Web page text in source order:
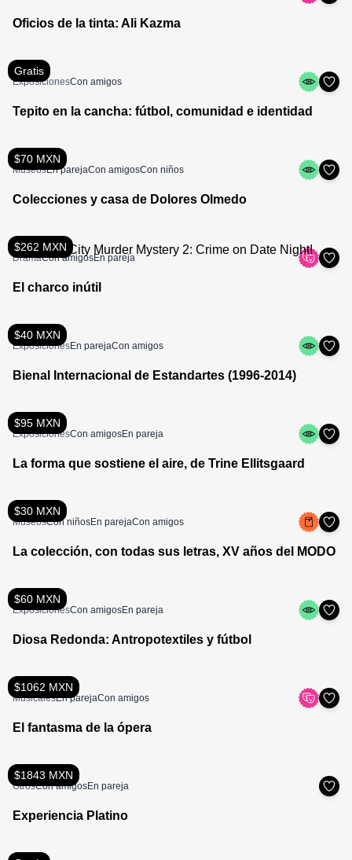
Oficios de la tinta: Ali Kazma
Gratis
ExposicionesCon amigos
Tepito en la cancha: fútbol, comunidad e identidad
$70 MXN
MuseosEn parejaCon amigosCon niños
Colecciones y casa de Dolores Olmedo
$262 MXN
DramaCon amigosEn pareja
El charco inútil
$40 MXN
ExposicionesEn parejaCon amigos
Bienal Internacional de Estandartes (1996-2014)
$95 MXN
ExposicionesCon amigosEn pareja
La forma que sostiene el aire, de Trine Ellitsgaard
$30 MXN
MuseosCon niñosEn parejaCon amigos
La colección, con todas sus letras, XV años del MODO
$60 MXN
ExposicionesCon amigosEn pareja
Diosa Redonda: Antropotextiles y fútbol
$1062 MXN
MusicalesEn parejaCon amigos
El fantasma de la ópera
$1843 MXN
OtrosCon amigosEn pareja
Experiencia Platino